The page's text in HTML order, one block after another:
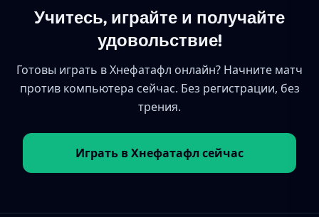
Учитесь, играйте и получайте
удовольствие!
Готовы играть в Хнефатафл онлайн? Начните матч
против компьютера сейчас. Без регистрации, без
трения.
Играть в Хнефатафл сейчас